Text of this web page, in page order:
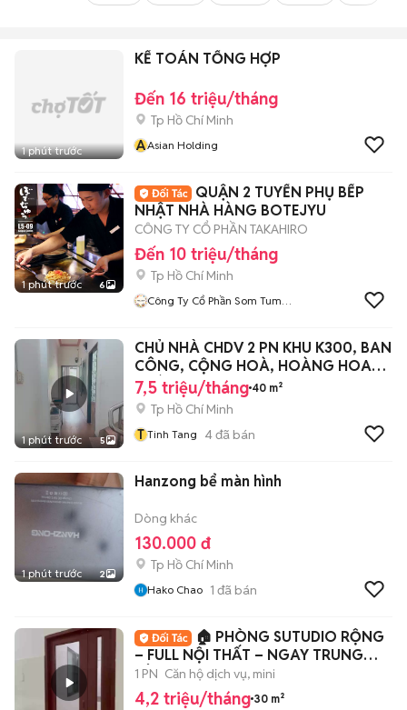
1 phút trước
KẾ TOÁN TỔNG HỢP
Đến 16 triệu/tháng
Tp Hồ Chí Minh
AAsian Holding
1 phút trước 6
QUẬN 2 TUYỂN PHỤ BẾP
NHẬT NHÀ HÀNG BOTEJYU
CÔNG TY CỔ PHẦN TAKAHIRO
Đến 10 triệu/tháng
Tp Hồ Chí Minh
Công Ty Cổ Phần Som Tum
1 phút trước 5
CHỦ NHÀ CHDV 2 PN KHU K300, BAN
CÔNG, CỘNG HOÀ, HOÀNG HOA
THÁM
7,5 triệu/tháng 40 m²
Tp Hồ Chí Minh
T Tinh Tang 4đã bán
1 phút trước 2
Hanzong bể màn hình
Dòng khác
130.000 đ
Tp Hồ Chí Minh
Hako Chao 1 đã bán
🏠 PHÒNG SUTUDIO RỘNG
– FULL NỘI THẤT – NGAY TRUNG
TÂM Q2
1 PN Căn hộ dịch vụ, mini
4,2 triệu/tháng 30 m²